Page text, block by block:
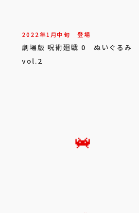
2022年1月中旬 登場
劇場版 呪術廻戦 0 ぬいぐるみ
vol.2